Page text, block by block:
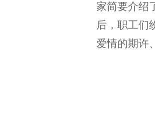
家简要介绍
后，职工们
爱情的期许